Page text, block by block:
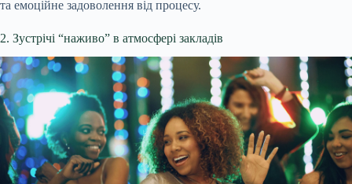
та емоційне задоволення від процесу.
2. Зустрічі “наживо” в атмосфері закладів